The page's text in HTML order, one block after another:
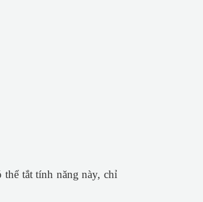
tắt tính năng này, chỉ